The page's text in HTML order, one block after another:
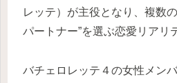
レッテ）が主役となり、複数
パートナー”を選ぶ恋愛リアリ
バチェロレッテ４の女性メン